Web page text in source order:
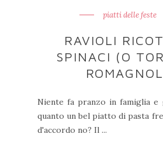
piatti delle feste
RAVIOLI
SPINACI (O
Niente fa pranzo in famiglia
quanto un bel piatto di pasta
d'accordo no? Il ...